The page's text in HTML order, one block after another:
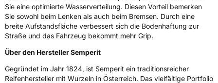
Sie eine optimierte Wasserverteilung. Diesen Vorteil bemerken
Sie sowohl beim Lenken als auch beim Bremsen. Durch eine
breite Aufstandsfläche verbessert sich die Bodenhaftung zur
Straße und das Fahrzeug bekommt mehr Grip.
Über den Hersteller Semperit
Gegründet im Jahr 1824, ist Semperit ein traditionsreicher
Reifenhersteller mit Wurzeln in Österreich. Das vielfältige Portfolio